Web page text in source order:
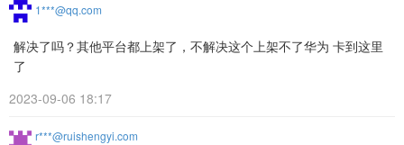
1***@qq.com
解决了吗？其他平台都上架了，不解决这个上架不了华为 卡到这里
了
2023-09-06 18:17
r***@ruishengyi.com